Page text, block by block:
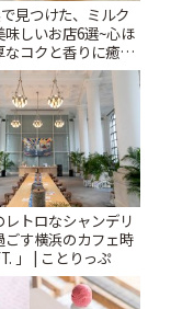
見つけた、ミルク
味しいお店6選~心ほ
なコクと香りに癒や
タイム~ | ことりっ
トロなシャンデリ
ごす横浜のカフェ時
」 | ことりっぷ